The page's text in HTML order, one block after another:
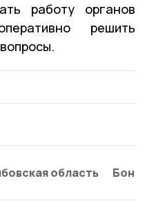
работу органов
решить
область